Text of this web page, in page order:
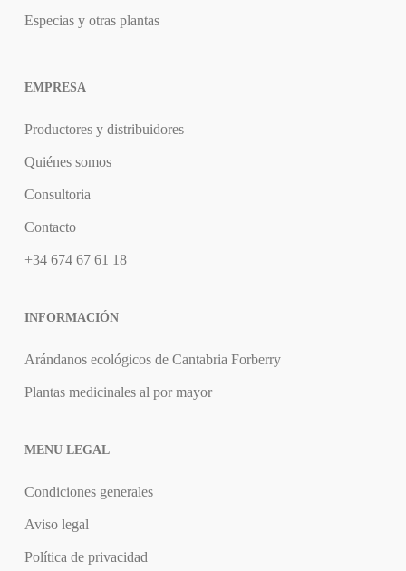
Especias y otras plantas
EMPRESA
Productores y distribuidores
Quiénes somos
Consultoria
Contacto
+34 674 67 61 18
INFORMACIÓN
Arándanos ecológicos de Cantabria Forberry
Plantas medicinales al por mayor
MENU LEGAL
Condiciones generales
Aviso legal
Política de privacidad